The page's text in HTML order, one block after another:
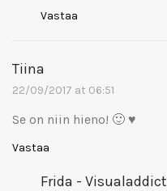
Vastaa
Tiina
22/09/2017 at 06:51
Se on niin hieno! 🙂 ♥
Vastaa
Frida - Visualaddict